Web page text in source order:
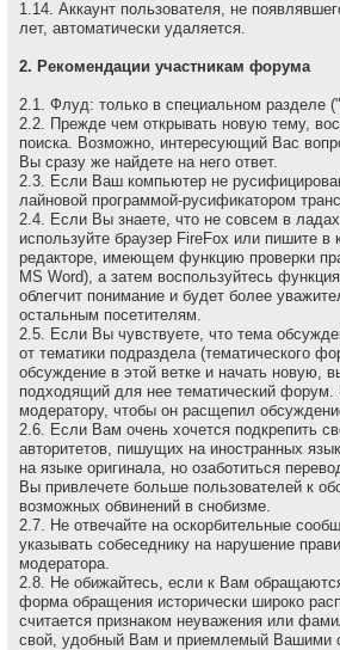
1.14. Аккаунт пользователя, не
лет, автоматически удаляется.
2. Рекомендации участникам форума
2.1. Флуд: только в специальном разделе
2.2. Прежде чем открывать новую тему,
поиска. Возможно, интересующий Вас
Вы сразу же найдете на него ответ.
2.3. Если Ваш компьютер не
лайновой программой-русификатором
2.4. Если Вы знаете, что не совсем в
используйте браузер FireFox или пишите в
редакторе, имеющем функцию проверки
MS Word), а затем воспользуйтесь
облегчит понимание и будет более
остальным посетителям.
2.5. Если Вы чувствуете, что тема
от тематики подраздела (тематического
обсуждение в этой ветке и начать новую,
подходящий для нее тематический форум.
модератору, чтобы он расщепил
2.6. Если Вам очень хочется подкрепить
авторитетов, пишущих на иностранных
на языке оригинала, но озаботиться
Вы привлечете больше пользователей к
возможных обвинений в снобизме.
2.7. Не отвечайте на оскоpбительные
указывать собеседнику на наpушение
модеpатоpа.
2.8. Не обижайтесь, если к Вам
форма обращения исторически широко
считается признаком неуважения или
свой, удобный Вам и приемлемый Вашими